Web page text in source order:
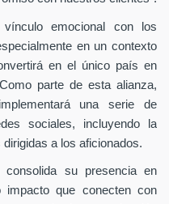
emocional con los
en un contexto
en el único país en
parte de esta alianza,
una serie de
sociales, incluyendo la
a los aficionados.
su presencia en
impacto que conecten con